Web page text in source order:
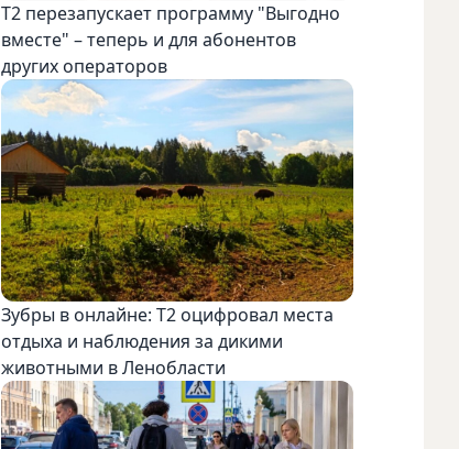
Т2 перезапускает программу "Выгодно
вместе" – теперь и для абонентов
других операторов
Зубры в онлайне: Т2 оцифровал места
отдыха и наблюдения за дикими
животными в Ленобласти